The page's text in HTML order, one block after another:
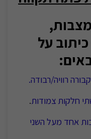
על
רוויה/רבודה.
חלקות צמודות.
אחד מעל השני